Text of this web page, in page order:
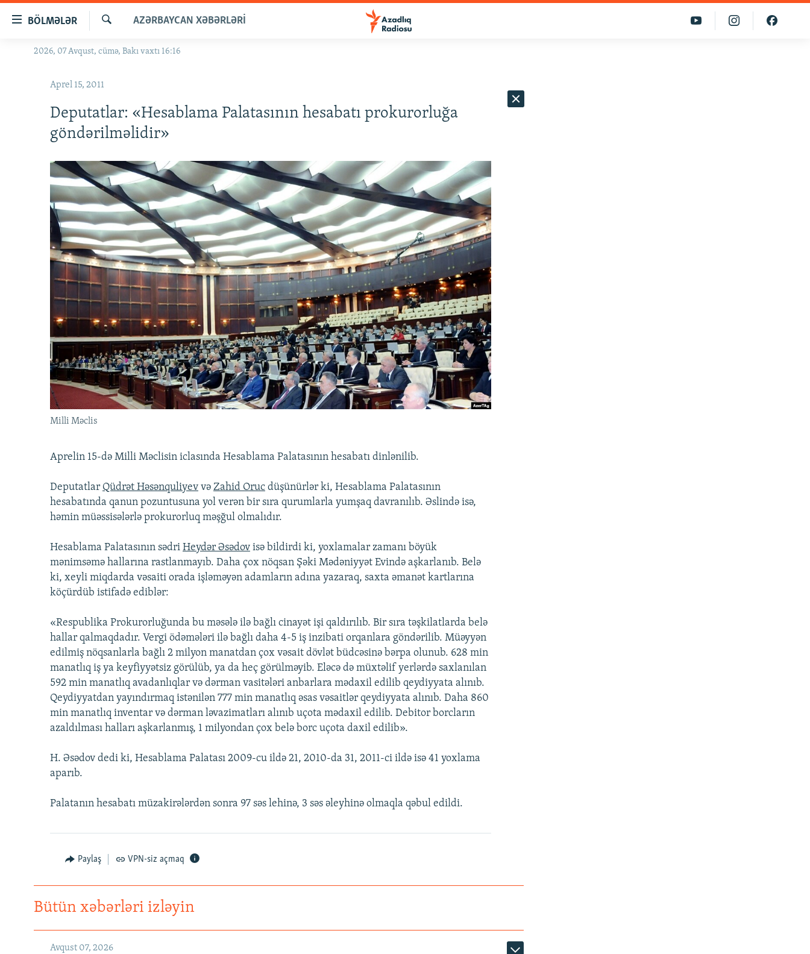
naviqasiyaya
BÖLMƏLƏR
GÜNDƏM
#ƏSLINDƏ
FƏRQƏ BAX
QANUNI DOĞRU
ARAŞDIRMA
MULTIMEDIA
FOTOQALEREYA
RADIO ARXIV
OXU ZALI
AZƏRBAYCAN ƏDƏBIYYATI KITABXANASI
İZ - MƏDƏNIYYƏT PROQRAMI
HAQQIMIZDA
STANDARTLARIMIZ
MATERIALLARIMIZDAN ISTIFADƏ
AZADLIQRADIOSU MOBIL TELEFONUNUZDA
BIZIMLƏ ƏLAQƏ
XƏBƏR BÜLLETENLƏRIMIZ
Axtar
AZƏRBAYCAN XƏBƏRLƏRI
2026, 07 Avqust, cümə, Bakı vaxtı 16:16
Aprel 15, 2011
Deputatlar: «Hesablama Palatasının hesabatı prokurorluğa
göndərilməlidir»
Milli Məclis
Aprelin 15-də Milli Məclisin iclasında Hesablama Palatasının hesabatı dinlənilib.
Deputatlar Qüdrət Həsənquliyev və Zahid Oruc düşünürlər ki, Hesablama Palatasının
hesabatında qanun pozuntusuna yol verən bir sıra qurumlarla yumşaq davranılıb. Əslində isə,
həmin müəssisələrlə prokurorluq məşğul olmalıdır.
Hesablama Palatasının sədri Heydər Əsədov isə bildirdi ki, yoxlamalar zamanı böyük
mənimsəmə hallarına rastlanmayıb. Daha çox nöqsan Şəki Mədəniyyət Evində aşkarlanıb. Belə
ki, xeyli miqdarda vəsaiti orada işləməyən adamların adına yazaraq, saxta əmanət kartlarına
köçürdüb istifadə ediblər:
«Respublika Prokurorluğunda bu məsələ ilə bağlı cinayət işi qaldırılıb. Bir sıra təşkilatlarda belə
hallar qalmaqdadır. Vergi ödəmələri ilə bağlı daha 4-5 iş inzibati orqanlara göndərilib. Müəyyən
edilmiş nöqsanlarla bağlı 2 milyon manatdan çox vəsait dövlət büdcəsinə bərpa olunub. 628 min
manatlıq iş ya keyfiyyətsiz görülüb, ya da heç görülməyib. Eləcə də müxtəlif yerlərdə saxlanılan
592 min manatlıq avadanlıqlar və dərman vasitələri anbarlara mədaxil edilib qeydiyyata alınıb.
Qeydiyyatdan yayındırmaq istənilən 777 min manatlıq əsas vəsaitlər qeydiyyata alınıb. Daha 860
min manatlıq inventar və dərman ləvazimatları alınıb uçota mədaxil edilib. Debitor borcların
azaldılması halları aşkarlanmış, 1 milyondan çox belə borc uçota daxil edilib».
H. Əsədov dedi ki, Hesablama Palatası 2009-cu ildə 21, 2010-da 31, 2011-ci ildə isə 41 yoxlama
aparıb.
Palatanın hesabatı müzakirələrdən sonra 97 səs lehinə, 3 səs əleyhinə olmaqla qəbul edildi.
Paylaş VPN-siz açmaq
Bütün xəbərləri izləyin
Avqust 07, 2026